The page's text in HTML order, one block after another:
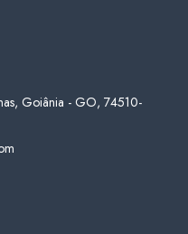
Goiânia - GO, 74510-